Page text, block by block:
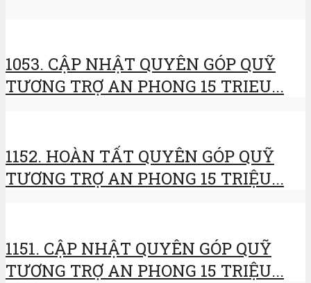
1053. CẬP NHẬT QUYÊN GÓP QUỸ
TƯƠNG TRỢ AN PHONG 15 TRIEU...
1152. HOÀN TẤT QUYÊN GÓP QUỸ
TƯƠNG TRỢ AN PHONG 15 TRIỆU...
1151. CẬP NHẬT QUYÊN GÓP QUỸ
TƯƠNG TRỢ AN PHONG 15 TRIỆU...